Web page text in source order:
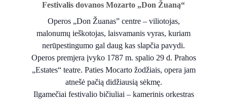
Festivalis dovanos Mozarto „Don Žuaną“
Operos „Don Žuanas” centre – viliotojas,
malonumų ieškotojas, laisvamanis vyras, kuriam
nerūpestingumo gal daug kas slapčia pavydi.
Operos premjera įvyko 1787 m. spalio 29 d. Prahos
„Estates“ teatre. Paties Mocarto žodžiais, opera jam
atnešė pačią didžiausią sėkmę.
Ilgamečiai festivalio bičiuliai – kamerinis orkestras